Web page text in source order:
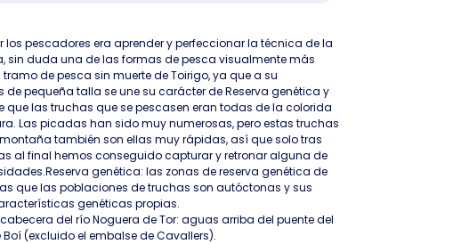
los pescadores era aprender y perfeccionar la técnica de la
sin duda una de las formas de pesca visualmente más
de pesca sin muerte de Toirigo, ya que a su
pequeña talla se une su carácter de Reserva genética y
las truchas que se pescasen eran todas de la colorida
Las picadas han sido muy numerosas, pero estas truchas
también son ellas muy rápidas, así que solo tras
al final hemos conseguido capturar y retronar alguna de
genética: las zonas de reserva genética de
que las poblaciones de truchas son autóctonas y sus
genéticas propias.
del río Noguera de Tor: aguas arriba del puente del
(excluido el embalse de Cavallers).